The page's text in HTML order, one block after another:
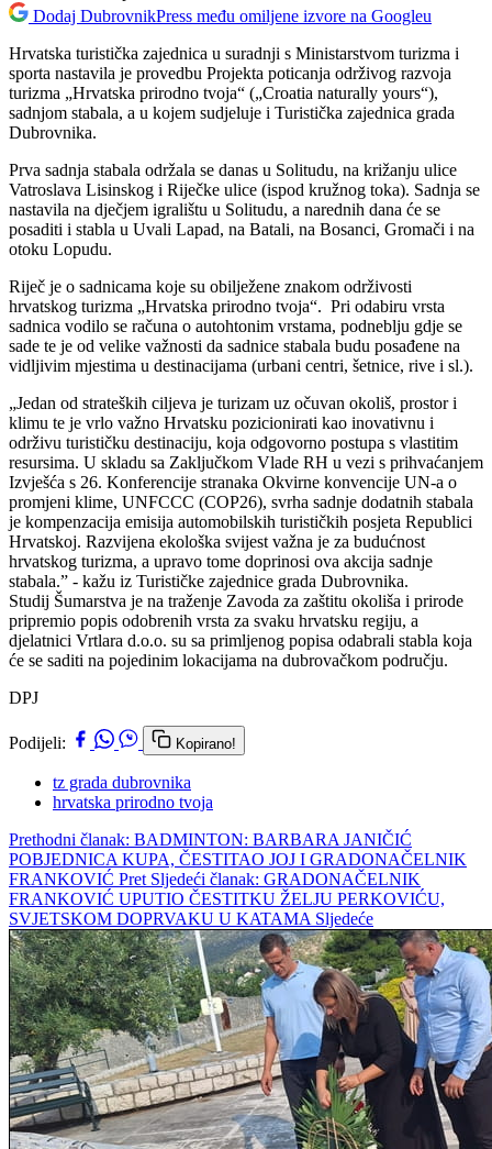
Dodaj DubrovnikPress među omiljene izvore na Googleu
Hrvatska turistička zajednica u suradnji s Ministarstvom turizma i
sporta nastavila je provedbu Projekta poticanja održivog razvoja
turizma „Hrvatska prirodno tvoja“ („Croatia naturally yours“),
sadnjom stabala, a u kojem sudjeluje i Turistička zajednica grada
Dubrovnika.
Prva sadnja stabala održala se danas u Solitudu, na križanju ulice
Vatroslava Lisinskog i Riječke ulice (ispod kružnog toka). Sadnja se
nastavila na dječjem igralištu u Solitudu, a narednih dana će se
posaditi i stabla u Uvali Lapad, na Batali, na Bosanci, Gromači i na
otoku Lopudu.
Riječ je o sadnicama koje su obilježene znakom održivosti
hrvatskog turizma „Hrvatska prirodno tvoja“. Pri odabiru vrsta
sadnica vodilo se računa o autohtonim vrstama, podneblju gdje se
sade te je od velike važnosti da sadnice stabala budu posađene na
vidljivim mjestima u destinacijama (urbani centri, šetnice, rive i sl.).
„Jedan od strateških ciljeva je turizam uz očuvan okoliš, prostor i
klimu te je vrlo važno Hrvatsku pozicionirati kao inovativnu i
održivu turističku destinaciju, koja odgovorno postupa s vlastitim
resursima. U skladu sa Zaključkom Vlade RH u vezi s prihvaćanjem
Izvješća s 26. Konferencije stranaka Okvirne konvencije UN-a o
promjeni klime, UNFCCC (COP26), svrha sadnje dodatnih stabala
je kompenzacija emisija automobilskih turističkih posjeta Republici
Hrvatskoj. Razvijena ekološka svijest važna je za budućnost
hrvatskog turizma, a upravo tome doprinosi ova akcija sadnje
stabala.” - kažu iz Turističke zajednice grada Dubrovnika.
Studij Šumarstva je na traženje Zavoda za zaštitu okoliša i prirode
pripremio popis odobrenih vrsta za svaku hrvatsku regiju, a
djelatnici Vrtlara d.o.o. su sa primljenog popisa odabrali stabla koja
će se saditi na pojedinim lokacijama na dubrovačkom području.
DPJ
Podijeli: Kopirano!
tz grada dubrovnika
hrvatska prirodno tvoja
Prethodni članak: BADMINTON: BARBARA JANIČIĆ
POBJEDNICA KUPA, ČESTITAO JOJ I GRADONAČELNIK
FRANKOVIĆ Pret Sljedeći članak: GRADONAČELNIK
FRANKOVIĆ UPUTIO ČESTITKU ŽELJU PERKOVIĆU,
SVJETSKOM DOPRVAKU U KATAMA Sljedeće